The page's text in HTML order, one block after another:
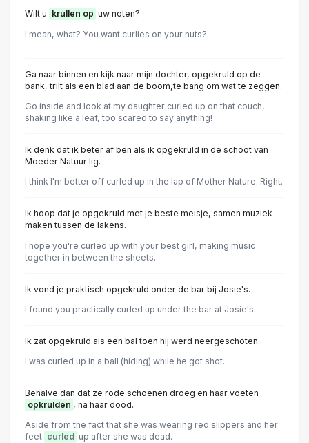
Wilt u krullen op uw noten?
I mean, what? You want curlies on your nuts?
Ga naar binnen en kijk naar mijn dochter, opgekruld op de
bank, trilt als een blad aan de boom,te bang om wat te zeggen.
Go inside and look at my daughter curled up on that couch,
shaking like a leaf, too scared to say anything!
Ik denk dat ik beter af ben als ik opgekruld in de schoot van
Moeder Natuur lig.
I think I'm better off curled up in the lap of Mother Nature. Right.
Ik hoop dat je opgekruld met je beste meisje, samen muziek
maken tussen de lakens.
I hope you're curled up with your best girl, making music
together in between the sheets.
Ik vond je praktisch opgekruld onder de bar bij Josie's.
I found you practically curled up under the bar at Josie's.
Ik zat opgekruld als een bal toen hij werd neergeschoten.
I was curled up in a ball (hiding) while he got shot.
Behalve dan dat ze rode schoenen droeg en haar voeten
opkrulden , na haar dood.
Aside from the fact that she was wearing red slippers and her
feet curled up after she was dead.